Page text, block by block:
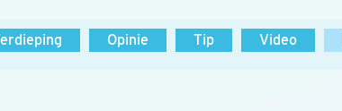
Opinie Tip Video